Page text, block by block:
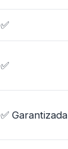
✅
✅
✅ Garantizada